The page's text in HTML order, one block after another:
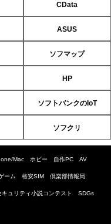
CData
ASUS
ソフマップ
HP
ソフトバンクのIoT
ソフクリ
Mac ホビー 自作PC AV
ーム 格安SIM 倶楽部情報局
ュリティ小説コンテスト SDGs